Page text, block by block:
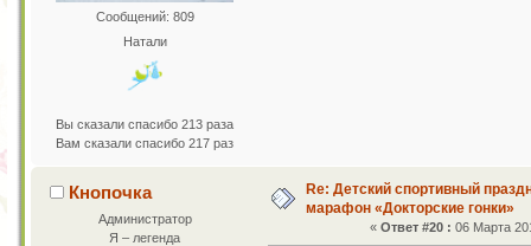
Сообщений: 809
Натали
Вы сказали спасибо 213 раза
Вам сказали спасибо 217 раз
Кнопочка
Администратор
Я – легенда
Re: Детский спортивный
марафон «Докторские гонки»
« Ответ #20 : 06 Марта